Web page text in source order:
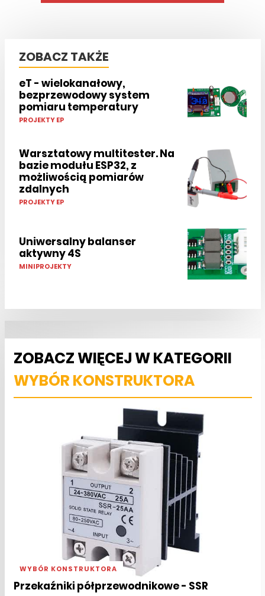
ZOBACZ TAKŻE
eT - wielokanałowy,
bezprzewodowy system
pomiaru temperatury
PROJEKTY EP
Warsztatowy multitester. Na
bazie modułu ESP32, z
możliwością pomiarów
zdalnych
PROJEKTY EP
Uniwersalny balanser
aktywny 4S
MINIPROJEKTY
ZOBACZ WIĘCEJ W KATEGORII
WYBÓR KONSTRUKTORA
WYBÓR KONSTRUKTORA
Przekaźniki półprzewodnikowe - SSR